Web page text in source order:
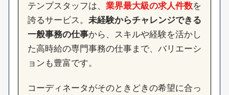
テンプスタッフは、 業界最大級の求人件数を
誇るサービス。 未経験からチャレンジできる
一般事務の仕事から、スキルや経験を活かし
た高時給の専門事務の仕事まで、バリエーシ
ョンも豊富です。
コーディネータがそのときどきの希望に合っ